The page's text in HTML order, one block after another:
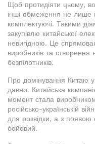
Щоб протидіяти цьому,
інші обмеження не лише
комплектуючі. Такими
закупівлю китайської
невигідною. Це
виробників та
безпілотників.
Про домінування Китаю у
давно. Китайська
момент стала
російсько-українській
для розвідки, а з появою
бойовий.